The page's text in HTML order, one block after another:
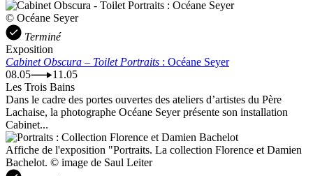
© Océane Seyer
Terminé
Exposition
Cabinet Obscura – Toilet Portraits : Océane Seyer
08.05
11.05
Les Trois Bains
Dans le cadre des portes ouvertes des ateliers d’artistes du Père
Lachaise, la photographe Océane Seyer présente son installation
Cabinet...
Affiche de l'exposition "Portraits. La collection Florence et Damien
Bachelot. © image de Saul Leiter